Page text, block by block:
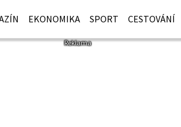
EKONOMIKA SPORT CESTOVÁNÍ